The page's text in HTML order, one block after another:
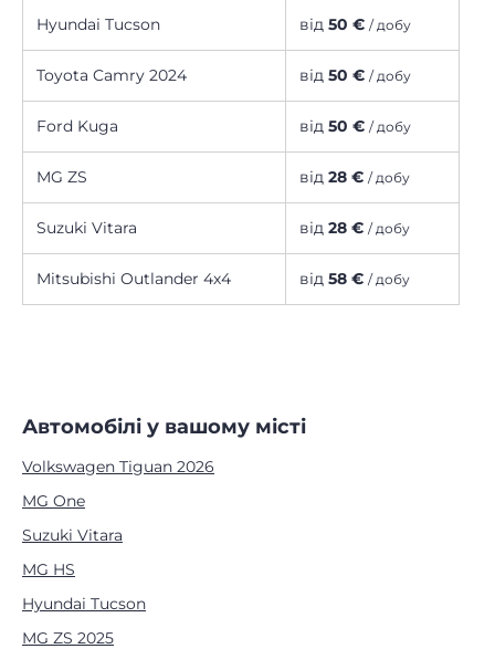
Hyundai Tucson від 50 € / добу
Toyota Camry 2024 від 50 € / добу
Ford Kuga від 50 € / добу
MG ZS від 28 € / добу
Suzuki Vitara від 28 € / добу
Mitsubishi Outlander 4х4 від 58 € / добу
Автомобілі у вашому місті
Volkswagen Tiguan 2026
MG One
Suzuki Vitara
MG HS
Hyundai Tucson
MG ZS 2025